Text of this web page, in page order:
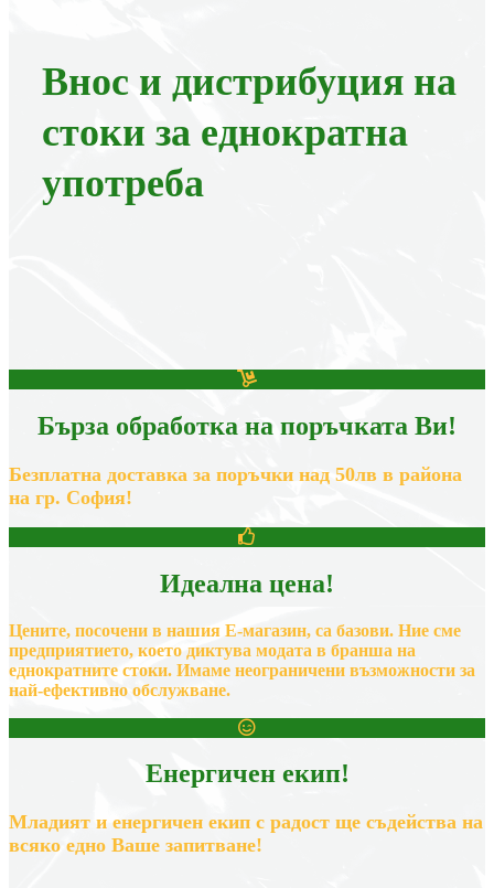
Внос и дистрибуция на
стоки за еднократна
употреба
Бърза обработка на поръчката Ви!
Безплатна доставка за поръчки над 50лв в района
на гр. София!
Идеална цена!
Цените, посочени в нашия Е-магазин, са базови. Ние сме
предприятието, което диктува модата в бранша на
еднократните стоки. Имаме неограничени възможности за
най-ефективно обслужване.
Енергичен екип!
Младият и енергичен екип с радост ще съдейства на
всяко едно Ваше запитване!